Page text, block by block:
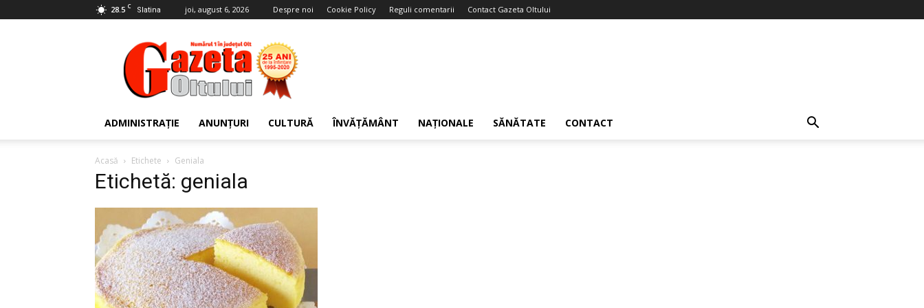
28.5 C Slatina joi, august 6, 2026 Despre noi Cookie Policy Reguli comentarii Contact Gazeta Oltului
Gazeta
Oltului
ADMINISTRAȚIE ANUNȚURI CULTURĂ ÎNVĂȚĂMÂNT NAȚIONALE SĂNĂTATE CONTACT
Acasă Etichete Geniala
Etichetă: geniala